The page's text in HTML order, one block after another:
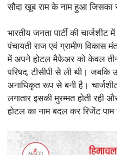
सौदा खूब राम के नाम हुआ
भारतीय जनता पार्टी की
पंचायती राज एवं ग्रामीण विकास
में अपने होटल मैफेअर को केवल
परिषद, टीसीपी से ली थी।
अनाधिकृत रूप से बनी है।
लगातार इसकी मुरम्मत होती
होटल का नाम बदल कर रिजेंट पाम